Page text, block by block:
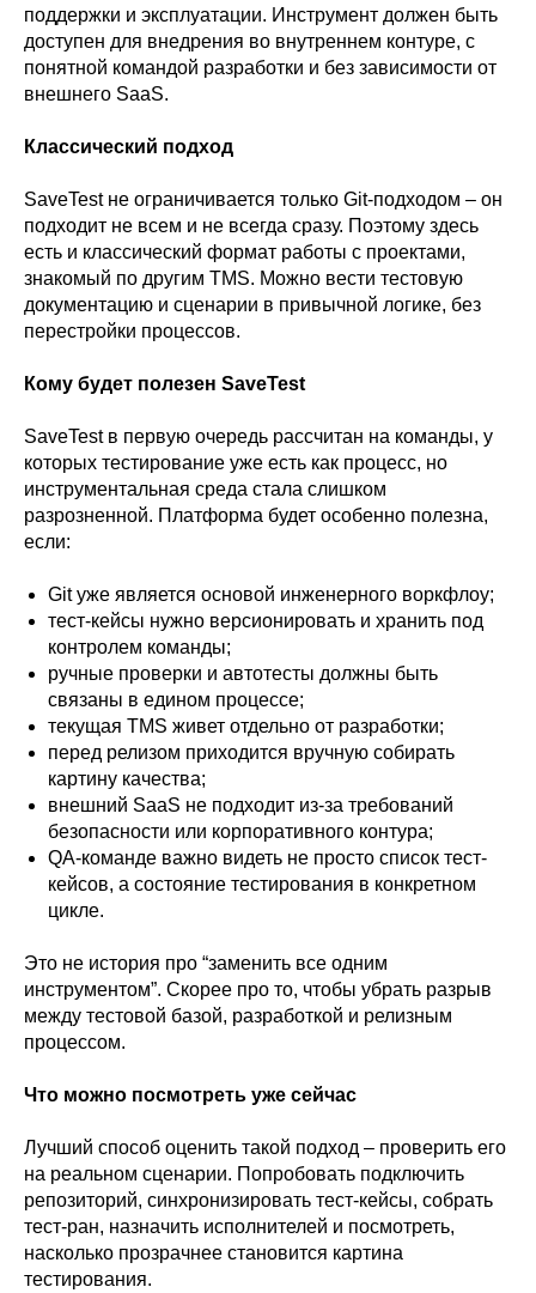
поддержки и эксплуатации. Инструмент должен быть
доступен для внедрения во внутреннем контуре, с
понятной командой разработки и без зависимости от
внешнего SaaS.
Классический подход
SaveTest не ограничивается только Git-подходом – он
подходит не всем и не всегда сразу. Поэтому здесь
есть и классический формат работы с проектами,
знакомый по другим TMS. Можно вести тестовую
документацию и сценарии в привычной логике, без
перестройки процессов.
Кому будет полезен SaveTest
SaveTest в первую очередь рассчитан на команды, у
которых тестирование уже есть как процесс, но
инструментальная среда стала слишком
разрозненной. Платформа будет особенно полезна,
если:
Git уже является основой инженерного воркфлоу;
тест-кейсы нужно версионировать и хранить под
контролем команды;
ручные проверки и автотесты должны быть
связаны в едином процессе;
текущая TMS живет отдельно от разработки;
перед релизом приходится вручную собирать
картину качества;
внешний SaaS не подходит из-за требований
безопасности или корпоративного контура;
QA-команде важно видеть не просто список тест-
кейсов, а состояние тестирования в конкретном
цикле.
Это не история про “заменить все одним
инструментом”. Скорее про то, чтобы убрать разрыв
между тестовой базой, разработкой и релизным
процессом.
Что можно посмотреть уже сейчас
Лучший способ оценить такой подход – проверить его
на реальном сценарии. Попробовать подключить
репозиторий, синхронизировать тест-кейсы, собрать
тест-ран, назначить исполнителей и посмотреть,
насколько прозрачнее становится картина
тестирования.